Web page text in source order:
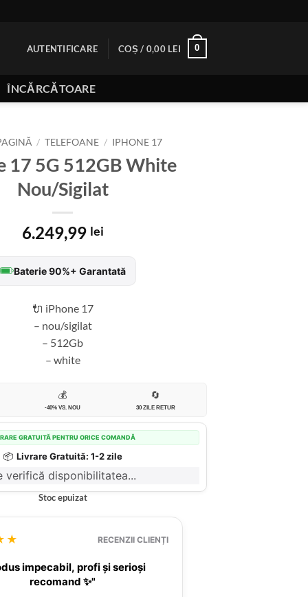
AUTENTIFICARE COȘ / 0,00 LEI 0
ÎNCĂRCĂTOARE
/ TELEFOANE / IPHONE 17
17 5G 512GB White
Nou/Sigilat
6.249,99 lei
Baterie 90%+ Garantată
🔌 iPhone 17
– nou/sigilat
– 512Gb
– white
💰
-40% VS. NOU
🔄
30 ZILE RETUR
GRATUITĂ PENTRU ORICE COMANDĂ
📦 Livrare Gratuită: 1-2 zile
verifică disponibilitatea...
Stoc epuizat
RECENZII CLIENȚI
impecabil, profi și serioși
recomand ✨"